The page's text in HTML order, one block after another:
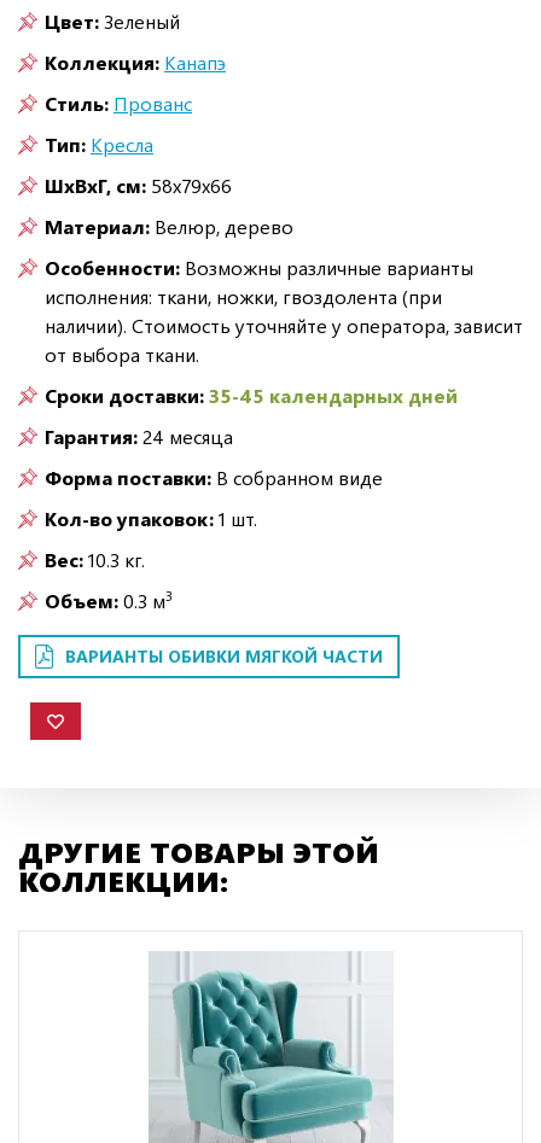
Цвет:Зеленый
Коллекция: Канапэ
Стиль: Прованс
Тип: Кресла
ШxВxГ, см: 58x79x66
Материал: Велюр, дерево
Особенности: Возможны различные варианты
исполнения: ткани, ножки, гвоздолента (при
наличии). Стоимость уточняйте у оператора, зависит
от выбора ткани.
Сроки доставки:35-45 календарных дней
Гарантия:24 месяца
Форма поставки: В собранном виде
Кол-во упаковок:1 шт.
Вес:10.3 кг.
Объем:0.3 м3
ВАРИАНТЫ ОБИВКИ МЯГКОЙ ЧАСТИ
ДРУГИЕ ТОВАРЫ ЭТОЙ
КОЛЛЕКЦИИ: